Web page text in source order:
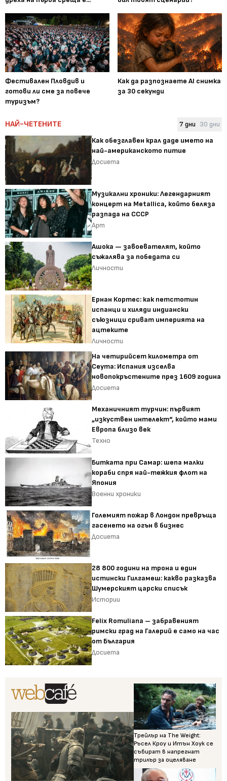
Фестивален Пловдив и
готови ли сме за повече
туризъм?
Как да разпознаете AI снимка
за 30 секунди
НАЙ-ЧЕТЕНИТЕ 7 дни 30 дни
Как обезглавен крал даде името на
най-американското питие
Досиета
Музикални хроники: Легендарният
концерт на Metallica, който беляза
разпада на СССР
Арт
Ашока — завоевателят, който
съжалява за победата си
Личности
Ернан Кортес: как петстотин
испанци и хиляди индиански
съюзници сриват империята на
ацтеките
Личности
На четирийсет километра от
Сеута: Испания изселва
новопокръстените през 1609 година
Досиета
Механичният турчин: първият
„изкуствен интелект“, който мами
Европа близо век
Техно
Битката при Самар: шепа малки
кораби спря най-тежкия флот на
Япония
Военни хроники
Големият пожар в Лондон превръща
гасенето на огън в бизнес
Досиета
28 800 години на трона и един
истински Гилгамеш: какво разказва
Шумерският царски списък
Истории
Felix Romuliana – забравеният
римски град на Галерий е само на час
от България
Досиета
Трейлър на The Weight:
Ръсел Кроу и Итън Хоук се
събират в напрегнат
трилър за оцеляване